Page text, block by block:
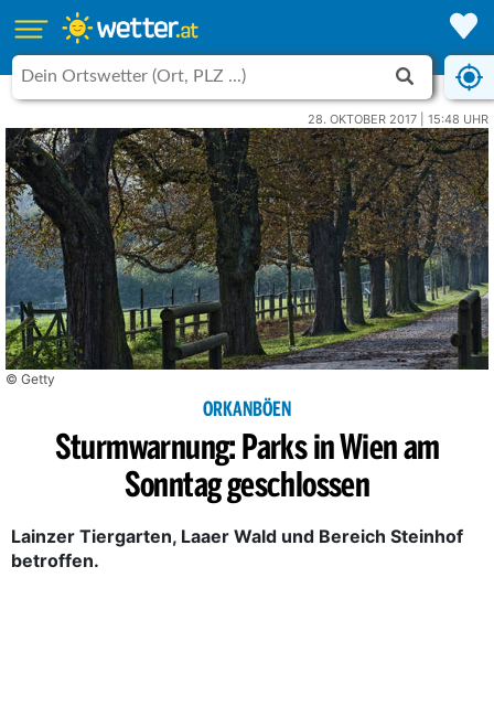
28. OKTOBER 2017 | 15:48 UHR
© Getty
ORKANBÖEN
Sturmwarnung: Parks in Wien am
Sonntag geschlossen
Lainzer Tiergarten, Laaer Wald und Bereich Steinhof
betroffen.